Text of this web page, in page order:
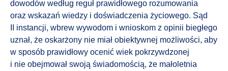
dowodów według reguł prawidłowego rozumowania
oraz wskazań wiedzy i doświadczenia życiowego. Sąd
II instancji, wbrew wywodom i wnioskom z opinii biegłego
uznał, że oskarżony nie miał obiektywnej możliwości, aby
w sposób prawidłowy ocenić wiek pokrzywdzonej
i nie obejmował swoją świadomością, że małoletnia